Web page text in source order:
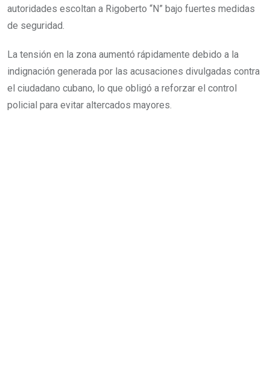
autoridades escoltan a Rigoberto “N” bajo fuertes medidas
de seguridad.
La tensión en la zona aumentó rápidamente debido a la
indignación generada por las acusaciones divulgadas contra
el ciudadano cubano, lo que obligó a reforzar el control
policial para evitar altercados mayores.